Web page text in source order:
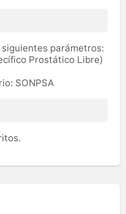
parámetros:
Prostático Libre)
SONPSA